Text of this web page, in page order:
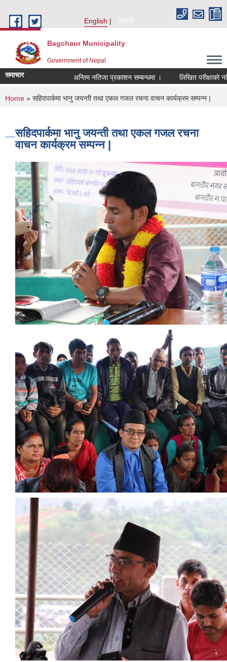
English
नेपाली
Bagchaur Municipality
Government of Nepal
समाचार अन्तिम नतिजा प्रकाशन सम्बन्धमा । लिखित परीक्षाको
You are here
Home » सहिदपार्कमा भानु जयन्ती तथा एकल गजल रचना वाचन कार्यक्रम सम्पन्न |
सहिदपार्कमा भानु जयन्ती तथा एकल गजल रचना
वाचन कार्यक्रम सम्पन्न |